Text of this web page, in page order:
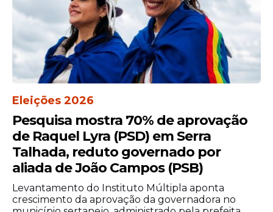
Eleições 2026
Pesquisa mostra 70% de aprovação
de Raquel Lyra (PSD) em Serra
Talhada, reduto governado por
aliada de João Campos (PSB)
Levantamento do Instituto Múltipla aponta
crescimento da aprovação da governadora no